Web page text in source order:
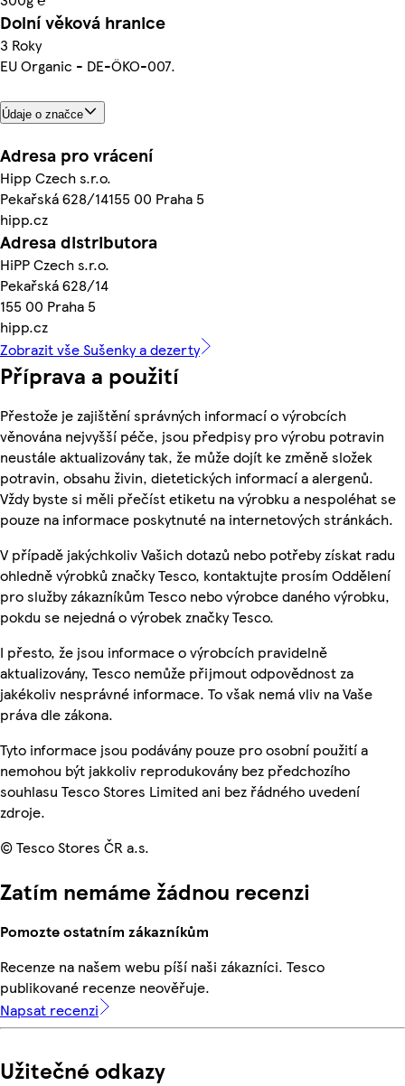
Dolní věková hranice
3 Roky
EU Organic - DE-ÖKO-007.
Údaje o značce
Adresa pro vrácení
Hipp Czech s.r.o.
Pekařská 628/14155 00 Praha 5
hipp.cz
Adresa distributora
HiPP Czech s.r.o.
Pekařská 628/14
155 00 Praha 5
hipp.cz
Zobrazit vše Sušenky a dezerty
Příprava a použití
Přestože je zajištění správných informací o výrobcích
věnována nejvyšší péče, jsou předpisy pro výrobu potravin
neustále aktualizovány tak, že může dojít ke změně složek
potravin, obsahu živin, dietetických informací a alergenů.
Vždy byste si měli přečíst etiketu na výrobku a nespoléhat se
pouze na informace poskytnuté na internetových stránkách.
V případě jakýchkoliv Vašich dotazů nebo potřeby získat radu
ohledně výrobků značky Tesco, kontaktujte prosím Oddělení
pro služby zákazníkům Tesco nebo výrobce daného výrobku,
pokdu se nejedná o výrobek značky Tesco.
I přesto, že jsou informace o výrobcích pravidelně
aktualizovány, Tesco nemůže přijmout odpovědnost za
jakékoliv nesprávné informace. To však nemá vliv na Vaše
práva dle zákona.
Tyto informace jsou podávány pouze pro osobní použití a
nemohou být jakkoliv reprodukovány bez předchozího
souhlasu Tesco Stores Limited ani bez řádného uvedení
zdroje.
© Tesco Stores ČR a.s.
Zatím nemáme žádnou recenzi
Pomozte ostatním zákazníkům
Recenze na našem webu píší naši zákazníci. Tesco
publikované recenze neověřuje.
Napsat recenzi
Užitečné odkazy